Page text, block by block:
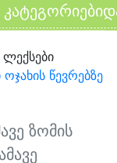
ლექსები
წევრებზე
ზომის